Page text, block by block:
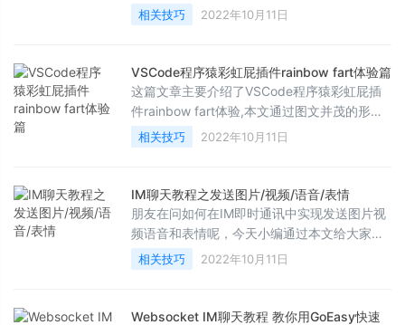
大家盘点一下2020年很受欢迎的编程语言，感
兴趣的朋友一起看看吧
相关技巧 2022年10月11日
VSCode程序猿彩虹屁插件rainbow fart体验篇
这篇文章主要介绍了VSCode程序猿彩虹屁插
件rainbow fart体验,本文通过图文并茂的形式
给大家介绍的非常详细，对大家的学习或工作
具有一定的参考借鉴价值，需要的朋友可以参
相关技巧 2022年10月11日
IM聊天教程之发送图片/视频/语音/表情
朋友在问如何在IM即时通讯中实现发送图片视
频语音和表情呢，今天小编通过本文给大家详
细介绍下，感兴趣的朋友一起看看吧
相关技巧 2022年10月11日
Websocket IM聊天教程 教你用GoEasy快速